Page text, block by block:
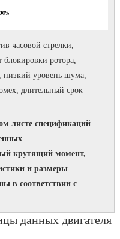
часовой стрелки,
ротора,
низкий уровень шума,
длительный срок
листе спецификаций
крутящий момент,
и размеры
в соответствии с
данных двигателя